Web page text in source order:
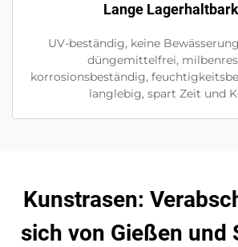
Lange
UV-beständig, keine
düngemittelfrei,
korrosionsbeständig,
langlebig, spart Zeit und
Kunstrasen:
sich von Gießen und